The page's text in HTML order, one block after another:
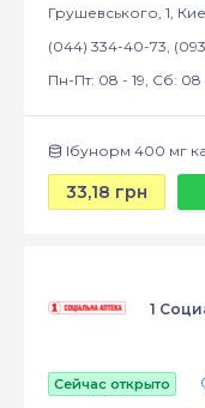
Грушевського, 1,
(044) 334-40-73,
Пн-Пт: 08 - 19, Сб: 08
Ібунорм 400 мг
33,18 грн
1
Сейчас открыто